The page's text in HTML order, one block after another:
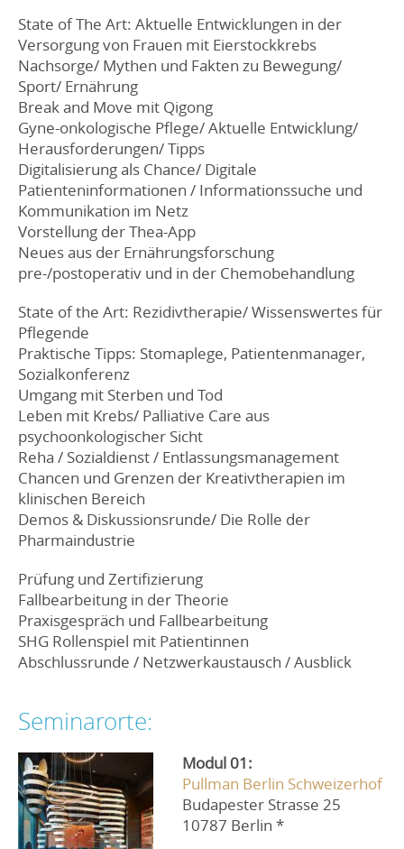
State of The Art: Aktuelle Entwicklungen in der
Versorgung von Frauen mit Eierstockkrebs
Nachsorge/ Mythen und Fakten zu Bewegung/
Sport/ Ernährung
Break and Move mit Qigong
Gyne-onkologische Pflege/ Aktuelle Entwicklung/
Herausforderungen/ Tipps
Digitalisierung als Chance/ Digitale
Patienteninformationen / Informationssuche und
Kommunikation im Netz
Vorstellung der Thea-App
Neues aus der Ernährungsforschung
pre-/postoperativ und in der Chemobehandlung
State of the Art: Rezidivtherapie/ Wissenswertes für
Pflegende
Praktische Tipps: Stomaplege, Patientenmanager,
Sozialkonferenz
Umgang mit Sterben und Tod
Leben mit Krebs/ Palliative Care aus
psychoonkologischer Sicht
Reha / Sozialdienst / Entlassungsmanagement
Chancen und Grenzen der Kreativtherapien im
klinischen Bereich
Demos & Diskussionsrunde/ Die Rolle der
Pharmaindustrie
Prüfung und Zertifizierung
Fallbearbeitung in der Theorie
Praxisgespräch und Fallbearbeitung
SHG Rollenspiel mit Patientinnen
Abschlussrunde / Netzwerkaustausch / Ausblick
Seminarorte:
Modul 01:
Pullman Berlin Schweizerhof
Budapester Strasse 25
10787 Berlin *